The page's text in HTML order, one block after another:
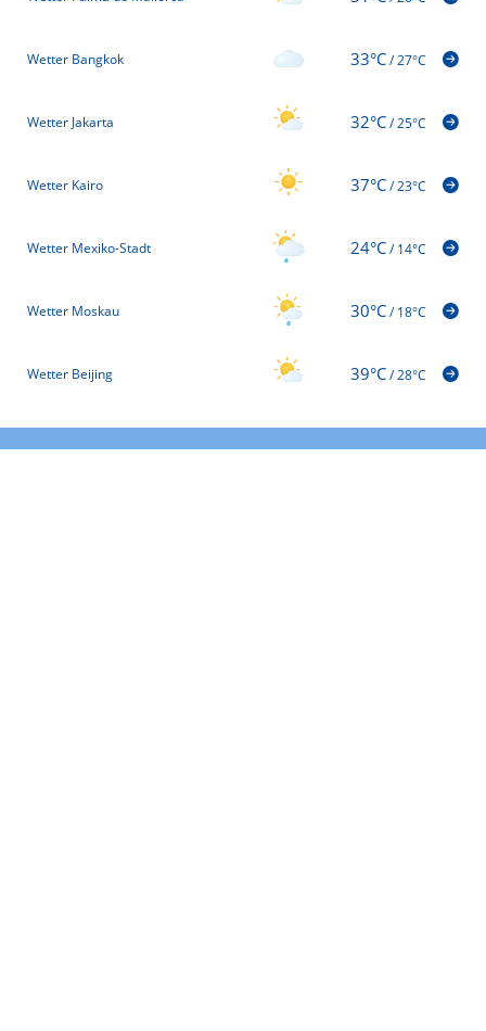
Wetter Bangkok 33°C/27°C
Wetter Jakarta 32°C/25°C
Wetter Kairo 37°C/23°C
Wetter Mexiko-Stadt 24°C/14°C
Wetter Moskau 30°C/18°C
Wetter Beijing 39°C/28°C